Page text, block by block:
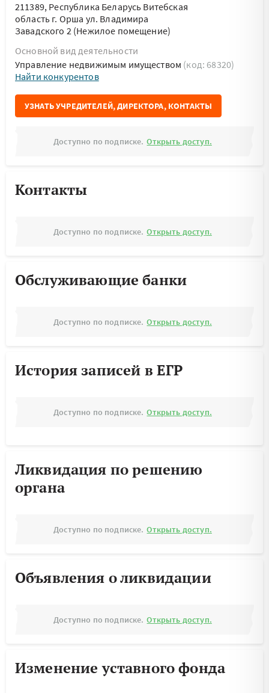
211389, Республика Беларусь Витебская
область г. Орша ул. Владимира
Завадского 2 (Нежилое помещение)
Основной вид деятельности
Управление недвижимым имуществом (код: 68320)
Найти конкурентов
УЗНАТЬ УЧРЕДИТЕЛЕЙ, ДИРЕКТОРА, КОНТАКТЫ
Доступно по подписке. Открыть доступ.
Контакты
Доступно по подписке. Открыть доступ.
Обслуживающие банки
Доступно по подписке. Открыть доступ.
История записей в ЕГР
Доступно по подписке. Открыть доступ.
Ликвидация по решению
органа
Доступно по подписке. Открыть доступ.
Объявления о ликвидации
Доступно по подписке. Открыть доступ.
Изменение уставного фонда